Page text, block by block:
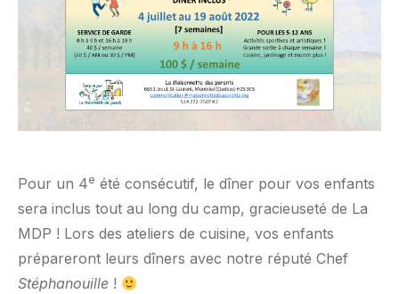
Pour un 4e été consécutif, le dîner pour vos enfants
sera inclus tout au long du camp, gracieuseté de La
MDP ! Lors des ateliers de cuisine, vos enfants
prépareront leurs dîners avec notre réputé Chef
Stéphanouille !